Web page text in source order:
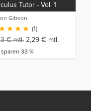
Tutor - Vol. 1
Gibson
(1)
€mtl. 2,29 € mtl.
33 %